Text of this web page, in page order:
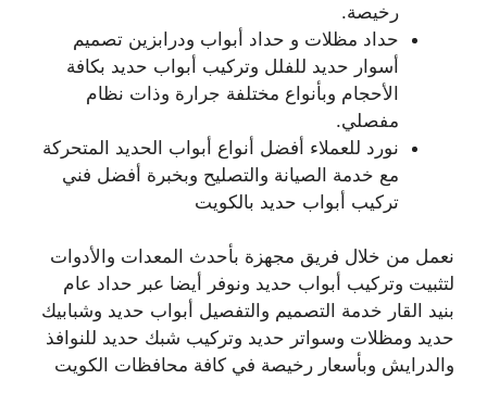
رخيصة.
حداد مظلات و حداد أبواب ودرابزين تصميم
أسوار حديد للفلل وتركيب أبواب حديد بكافة
الأحجام وبأنواع مختلفة جرارة وذات نظام
مفصلي.
نورد للعملاء أفضل أنواع أبواب الحديد المتحركة
مع خدمة الصيانة والتصليح وبخبرة أفضل فني
تركيب أبواب حديد بالكويت
نعمل من خلال فريق مجهزة بأحدث المعدات والأدوات
لتثبيت وتركيب أبواب حديد ونوفر أيضا عبر حداد عام
بنيد القار خدمة التصميم والتفصيل أبواب حديد وشبابيك
حديد ومظلات وسواتر حديد وتركيب شبك حديد للنوافذ
والدرايش وبأسعار رخيصة في كافة محافظات الكويت